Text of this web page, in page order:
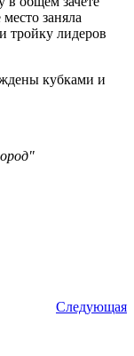
заняла
тройку лидеров
кубками и
Следующая